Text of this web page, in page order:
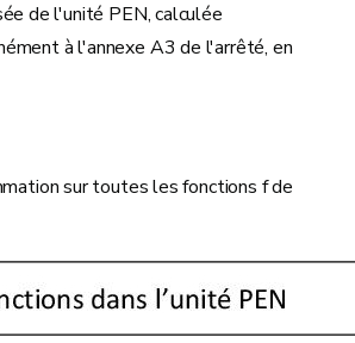
de l'unité PEN, calculée
à l'annexe A3 de l'arrêté, en
sur toutes les fonctions f de